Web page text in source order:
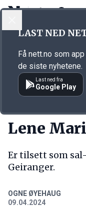
Annonsørinnhold
Lene
Er tilsett som
Geiranger.
OGNE ØYEHAUG
09.04.2024
LAST NED
Få nett.no som
de siste nyhetene.
Last ned fra
Google Play